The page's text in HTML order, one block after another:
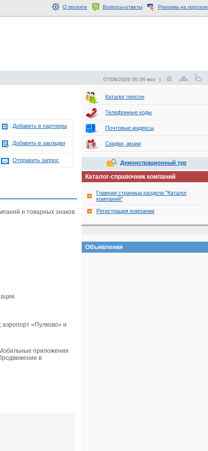
О проекте Вопросы-ответы Реклама на портале
07/08/2026 00:38 мск |
Добавить в партнеры
Добавить в закладки
Отправить запрос
и товарных знаков
«Пулково» и
приложения
в
Каталог персон
Телефонные коды
Почтовые индексы
Скидки, акции
Демонстрационный тур
Каталог-справочник компаний
Главная страница раздела "Каталог
компаний"
Регистрация компании
Объявления